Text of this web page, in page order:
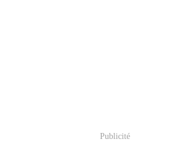
Publicité